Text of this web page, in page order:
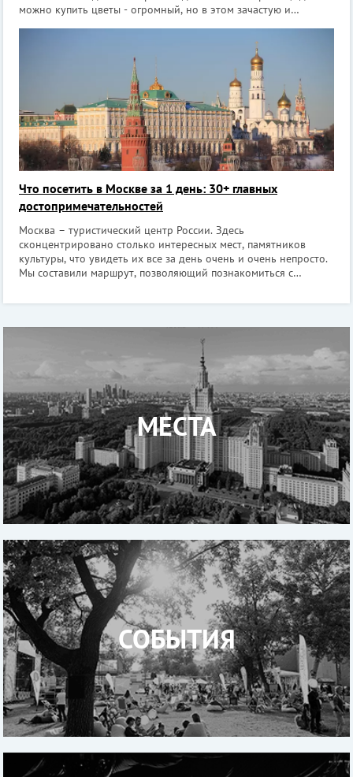
можно купить цветы - огромный, но в этом зачастую и
Что посетить в Москве за 1 день: 30+ главных
достопримечательностей
Москва – туристический центр России. Здесь
сконцентрировано столько интересных мест, памятников
культуры, что увидеть их все за день очень и очень непросто.
Мы составили маршрут, позволяющий познакомиться с
провести время так, как хочется именно ва
МЕСТА
СОБЫТИЯ